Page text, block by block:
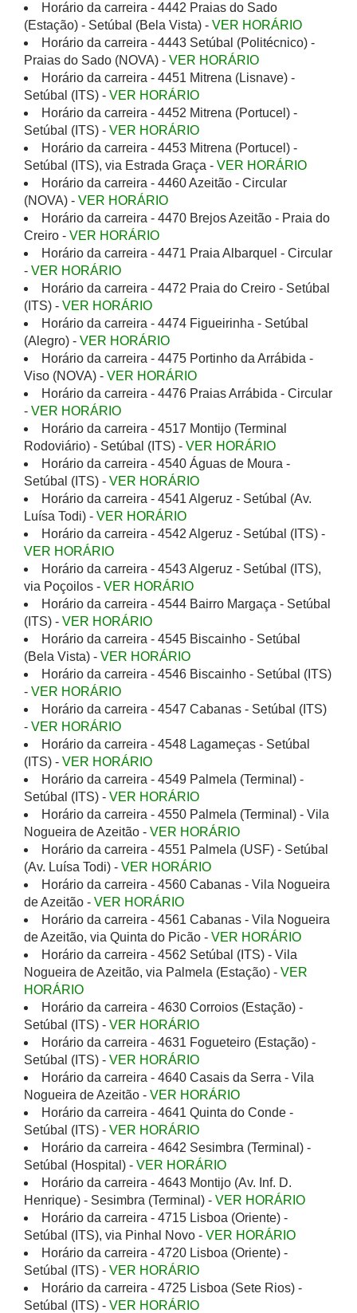
Horário da carreira - 4442 Praias do Sado
(Estação) - Setúbal (Bela Vista) - VER HORÁRIO
Horário da carreira - 4443 Setúbal (Politécnico) -
Praias do Sado (NOVA) - VER HORÁRIO
Horário da carreira - 4451 Mitrena (Lisnave) -
Setúbal (ITS) - VER HORÁRIO
Horário da carreira - 4452 Mitrena (Portucel) -
Setúbal (ITS) - VER HORÁRIO
Horário da carreira - 4453 Mitrena (Portucel) -
Setúbal (ITS), via Estrada Graça - VER HORÁRIO
Horário da carreira - 4460 Azeitão - Circular
(NOVA) - VER HORÁRIO
Horário da carreira - 4470 Brejos Azeitão - Praia do
Creiro - VER HORÁRIO
Horário da carreira - 4471 Praia Albarquel - Circular
- VER HORÁRIO
Horário da carreira - 4472 Praia do Creiro - Setúbal
(ITS) - VER HORÁRIO
Horário da carreira - 4474 Figueirinha - Setúbal
(Alegro) - VER HORÁRIO
Horário da carreira - 4475 Portinho da Arrábida -
Viso (NOVA) - VER HORÁRIO
Horário da carreira - 4476 Praias Arrábida - Circular
- VER HORÁRIO
Horário da carreira - 4517 Montijo (Terminal
Rodoviário) - Setúbal (ITS) - VER HORÁRIO
Horário da carreira - 4540 Águas de Moura -
Setúbal (ITS) - VER HORÁRIO
Horário da carreira - 4541 Algeruz - Setúbal (Av.
Luísa Todi) - VER HORÁRIO
Horário da carreira - 4542 Algeruz - Setúbal (ITS) -
VER HORÁRIO
Horário da carreira - 4543 Algeruz - Setúbal (ITS),
via Poçoilos - VER HORÁRIO
Horário da carreira - 4544 Bairro Margaça - Setúbal
(ITS) - VER HORÁRIO
Horário da carreira - 4545 Biscainho - Setúbal
(Bela Vista) - VER HORÁRIO
Horário da carreira - 4546 Biscainho - Setúbal (ITS)
- VER HORÁRIO
Horário da carreira - 4547 Cabanas - Setúbal (ITS)
- VER HORÁRIO
Horário da carreira - 4548 Lagameças - Setúbal
(ITS) - VER HORÁRIO
Horário da carreira - 4549 Palmela (Terminal) -
Setúbal (ITS) - VER HORÁRIO
Horário da carreira - 4550 Palmela (Terminal) - Vila
Nogueira de Azeitão - VER HORÁRIO
Horário da carreira - 4551 Palmela (USF) - Setúbal
(Av. Luísa Todi) - VER HORÁRIO
Horário da carreira - 4560 Cabanas - Vila Nogueira
de Azeitão - VER HORÁRIO
Horário da carreira - 4561 Cabanas - Vila Nogueira
de Azeitão, via Quinta do Picão - VER HORÁRIO
Horário da carreira - 4562 Setúbal (ITS) - Vila
Nogueira de Azeitão, via Palmela (Estação) - VER
HORÁRIO
Horário da carreira - 4630 Corroios (Estação) -
Setúbal (ITS) - VER HORÁRIO
Horário da carreira - 4631 Fogueteiro (Estação) -
Setúbal (ITS) - VER HORÁRIO
Horário da carreira - 4640 Casais da Serra - Vila
Nogueira de Azeitão - VER HORÁRIO
Horário da carreira - 4641 Quinta do Conde -
Setúbal (ITS) - VER HORÁRIO
Horário da carreira - 4642 Sesimbra (Terminal) -
Setúbal (Hospital) - VER HORÁRIO
Horário da carreira - 4643 Montijo (Av. Inf. D.
Henrique) - Sesimbra (Terminal) - VER HORÁRIO
Horário da carreira - 4715 Lisboa (Oriente) -
Setúbal (ITS), via Pinhal Novo - VER HORÁRIO
Horário da carreira - 4720 Lisboa (Oriente) -
Setúbal (ITS) - VER HORÁRIO
Horário da carreira - 4725 Lisboa (Sete Rios) -
Setúbal (ITS) - VER HORÁRIO